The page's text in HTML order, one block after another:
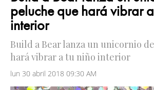
peluche que hará vibrar
interior
Build a Bear lanza un unicornio
hará vibrar a tu niño interior
lun 30 abril 2018 09:30 AM